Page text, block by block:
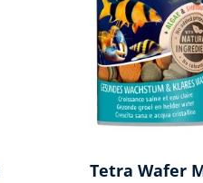
Tetra Wafer